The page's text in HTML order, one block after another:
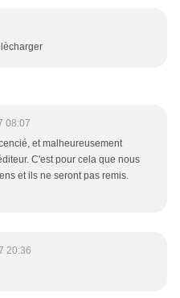
08:07
et malheureusement
C'est pour cela que nous
et ils ne seront pas remis.
20:36